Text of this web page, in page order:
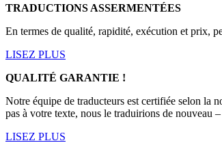
TRADUCTIONS ASSERMENTÉES
En termes de qualité, rapidité, exécution et prix,
LISEZ PLUS
QUALITÉ GARANTIE !
Notre équipe de traducteurs est certifiée selon la
pas à votre texte, nous le traduirions de nouveau
LISEZ PLUS